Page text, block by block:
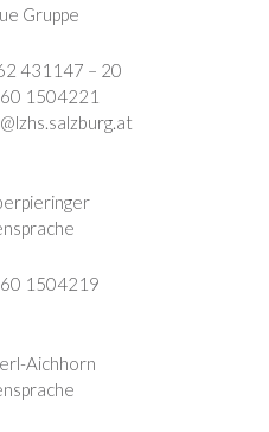
Gruppe
431147 – 20
1504221
1504219
Aichhorn